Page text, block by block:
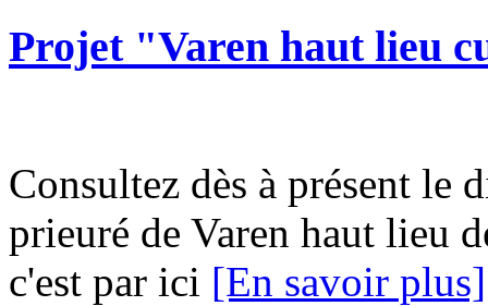
Projet "Varen haut lieu
Consultez dès à présent le
prieuré de Varen haut lieu
c'est par ici [En savoir plus]